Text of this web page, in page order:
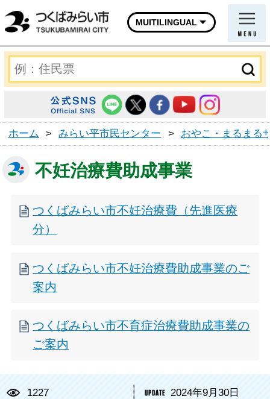
MUITILINGUAL
ホーム > みらい平市民センター > おやこ・まるまる
不妊治療費助成事業
つくばみらい市不妊治療費（先進医療
分）
つくばみらい市不妊治療費助成事業のご
案内
つくばみらい市不育症治療費助成事業の
ご案内
1227 2024年9月30日